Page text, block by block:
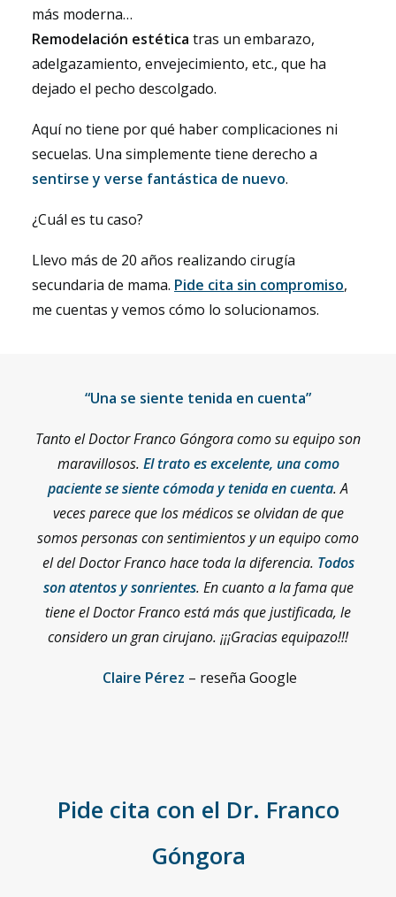
más moderna…
Remodelación estética tras un embarazo,
adelgazamiento, envejecimiento, etc., que ha
dejado el pecho descolgado.
Aquí no tiene por qué haber complicaciones ni
secuelas. Una simplemente tiene derecho a
sentirse y verse fantástica de nuevo.
¿Cuál es tu caso?
Llevo más de 20 años realizando cirugía
secundaria de mama. Pide cita sin compromiso,
me cuentas y vemos cómo lo solucionamos.
“Una se siente tenida en cuenta”
Tanto el Doctor Franco Góngora como su equipo son
maravillosos. El trato es excelente, una como
paciente se siente cómoda y tenida en cuenta. A
veces parece que los médicos se olvidan de que
somos personas con sentimientos y un equipo como
el del Doctor Franco hace toda la diferencia. Todos
son atentos y sonrientes. En cuanto a la fama que
tiene el Doctor Franco está más que justificada, le
considero un gran cirujano. ¡¡¡Gracias equipazo!!!
Claire Pérez – reseña Google
Pide cita con el Dr. Franco
Góngora